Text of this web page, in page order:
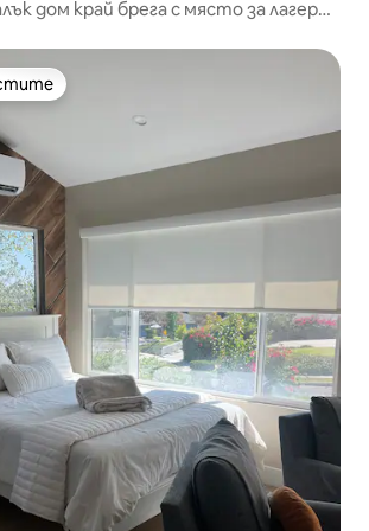
дом край брега с място за лагерен
на гостите